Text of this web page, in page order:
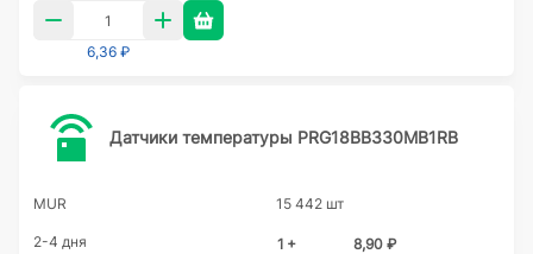
6,36 ₽
Датчики температуры PRG18BB330MB1RB
MUR 15 442 шт
2-4 дня 1 + 8,90 ₽